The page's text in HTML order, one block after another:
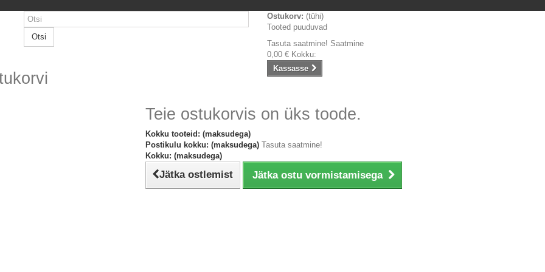
Otsi
Ostukorv: (tühi)
Tooted puuduvad
Tasuta saatmine! Saatmine
0,00 € Kokku:
Kassasse
Teie ostukorvis on üks toode.
Kokku tooteid: (maksudega)
Postikulu kokku: (maksudega) Tasuta saatmine!
Kokku: (maksudega)
Jätka ostlemist Jätka ostu vormistamisega